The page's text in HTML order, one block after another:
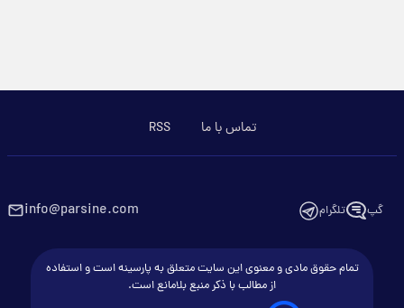
تماس با ما RSS
گپ تلگرام info@parsine.com
تمام حقوق مادی و معنوی این سایت متعلق به پارسینه است و استفاده
از مطالب با ذکر منبع بلامانع است.